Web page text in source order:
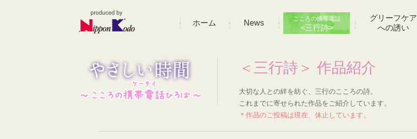
ホーム News こころの携帯電話
<三行詩>
グリーフケア
への誘い
＜三行詩＞ 作品紹介
大切な人との絆を紡ぐ、三行のこころの詩。
これまでに寄せられた作品をご紹介しています。
＊作品のご投稿は現在、休止しています。